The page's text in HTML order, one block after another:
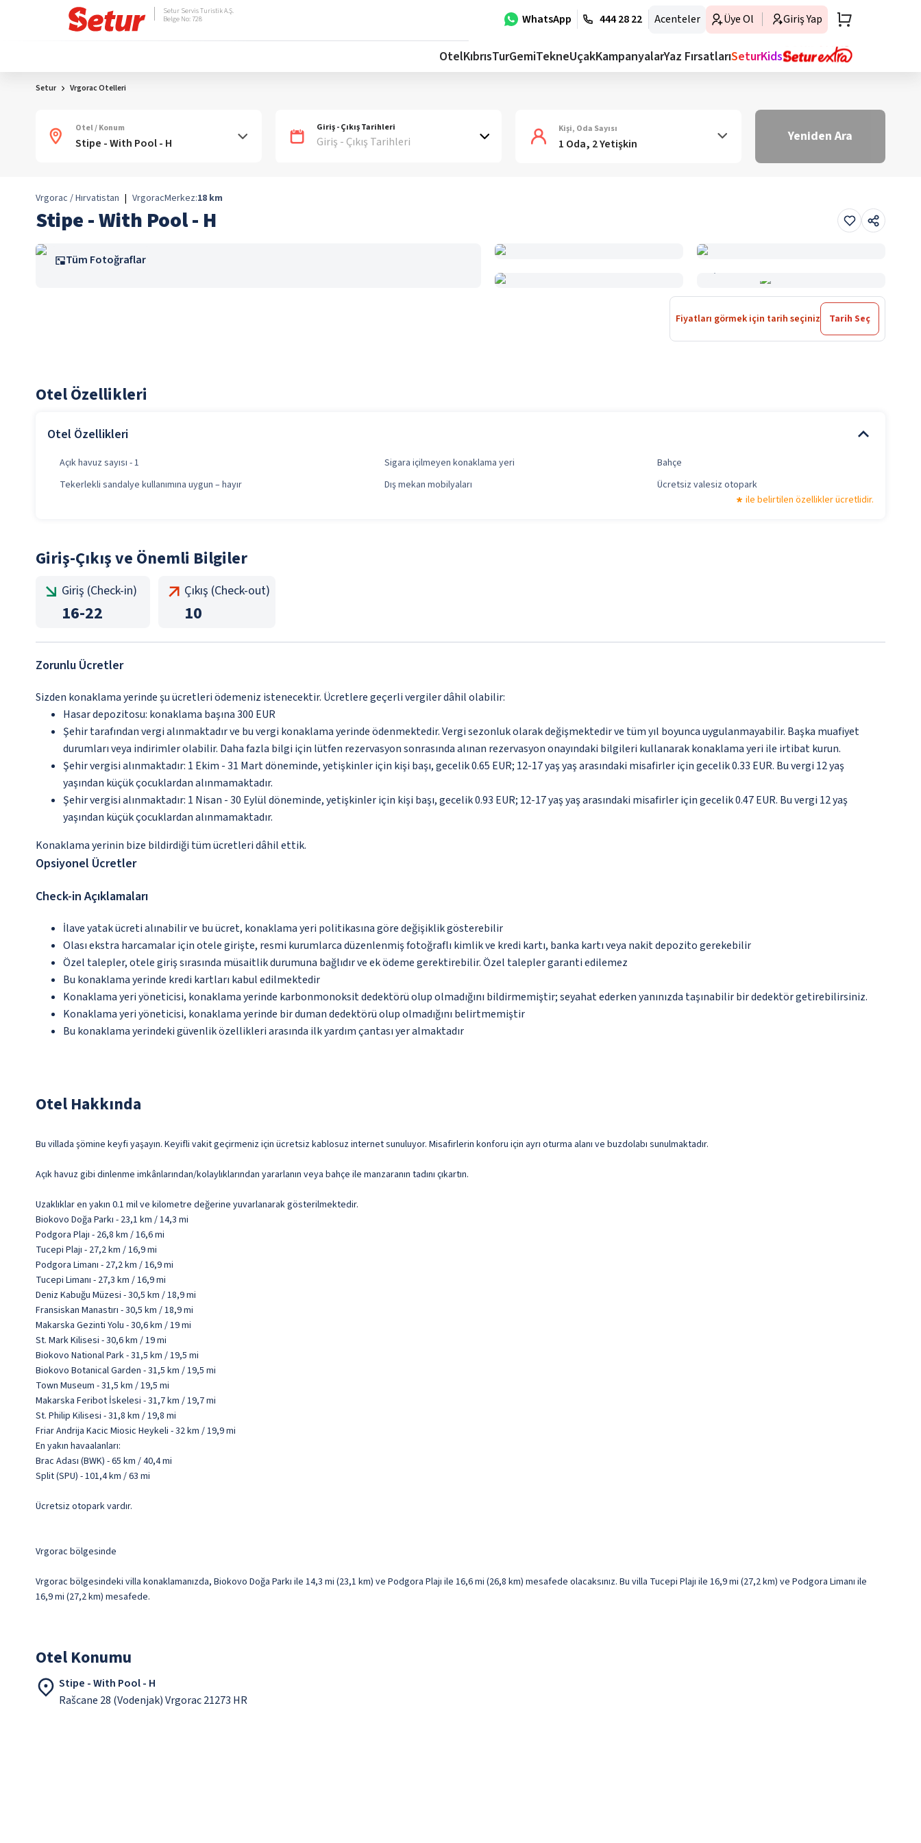
WhatsApp 444 28 22 Acenteler Üye Ol Giriş Yap
Setur Servis Turistik A.Ş.
Belge No: 728
OtelKıbrısTurGemiTekneUçakKampanyalarYaz FırsatlarıSeturKids
Setur Vrgorac Otelleri
Otel / Konum Giriş - Çıkış Tarihleri
Giriş - Çıkış Tarihleri
Kişi, Oda Sayısı
1 Oda, 2 Yetişkin Yeniden Ara
Vrgorac / Hırvatistan | VrgoracMerkez:18 km
Stipe - With Pool - H
Tüm Fotoğraflar
Fiyatları görmek için tarih seçiniz Tarih Seç
Otel Özellikleri
Otel Özellikleri
Açık havuz sayısı - 1 Sigara içilmeyen konaklama yeri
Bahçe
Tekerlekli sandalye kullanımına uygun – hayır
Dış mekan mobilyaları
Ücretsiz valesiz otopark
ile belirtilen özellikler ücretlidir.
Giriş-Çıkış ve Önemli Bilgiler
Giriş (Check-in)
16-22
Çıkış (Check-out)
10
Zorunlu Ücretler
Sizden konaklama yerinde şu ücretleri ödemeniz istenecektir. Ücretlere geçerli vergiler dâhil olabilir:
Hasar depozitosu: konaklama başına 300 EUR
Şehir tarafından vergi alınmaktadır ve bu vergi konaklama yerinde ödenmektedir. Vergi sezonluk olarak değişmektedir ve tüm yıl boyunca uygulanmayabilir. Başka muafiyet
durumları veya indirimler olabilir. Daha fazla bilgi için lütfen rezervasyon sonrasında alınan rezervasyon onayındaki bilgileri kullanarak konaklama yeri ile irtibat kurun.
Şehir vergisi alınmaktadır: 1 Ekim - 31 Mart döneminde, yetişkinler için kişi başı, gecelik 0.65 EUR; 12-17 yaş yaş arasındaki misafirler için gecelik 0.33 EUR. Bu vergi 12 yaş
yaşından küçük çocuklardan alınmamaktadır.
Şehir vergisi alınmaktadır: 1 Nisan - 30 Eylül döneminde, yetişkinler için kişi başı, gecelik 0.93 EUR; 12-17 yaş yaş arasındaki misafirler için gecelik 0.47 EUR. Bu vergi 12 yaş
yaşından küçük çocuklardan alınmamaktadır.
Konaklama yerinin bize bildirdiği tüm ücretleri dâhil ettik.
Opsiyonel Ücretler
Check-in Açıklamaları
İlave yatak ücreti alınabilir ve bu ücret, konaklama yeri politikasına göre değişiklik gösterebilir
Olası ekstra harcamalar için otele girişte, resmi kurumlarca düzenlenmiş fotoğraflı kimlik ve kredi kartı, banka kartı veya nakit depozito gerekebilir
Özel talepler, otele giriş sırasında müsaitlik durumuna bağlıdır ve ek ödeme gerektirebilir. Özel talepler garanti edilemez
Bu konaklama yerinde kredi kartları kabul edilmektedir
Konaklama yeri yöneticisi, konaklama yerinde karbonmonoksit dedektörü olup olmadığını bildirmemiştir; seyahat ederken yanınızda taşınabilir bir dedektör getirebilirsiniz.
Konaklama yeri yöneticisi, konaklama yerinde bir duman dedektörü olup olmadığını belirtmemiştir
Bu konaklama yerindeki güvenlik özellikleri arasında ilk yardım çantası yer almaktadır
Otel Hakkında
Bu villada şömine keyfi yaşayın. Keyifli vakit geçirmeniz için ücretsiz kablosuz internet sunuluyor. Misafirlerin konforu için ayrı oturma alanı ve buzdolabı sunulmaktadır.
Açık havuz gibi dinlenme imkânlarından/kolaylıklarından yararlanın veya bahçe ile manzaranın tadını çıkartın.
Uzaklıklar en yakın 0.1 mil ve kilometre değerine yuvarlanarak gösterilmektedir.
Biokovo Doğa Parkı - 23,1 km / 14,3 mi
Podgora Plajı - 26,8 km / 16,6 mi
Tucepi Plajı - 27,2 km / 16,9 mi
Podgora Limanı - 27,2 km / 16,9 mi
Tucepi Limanı - 27,3 km / 16,9 mi
Deniz Kabuğu Müzesi - 30,5 km / 18,9 mi
Fransiskan Manastırı - 30,5 km / 18,9 mi
Makarska Gezinti Yolu - 30,6 km / 19 mi
St. Mark Kilisesi - 30,6 km / 19 mi
Biokovo National Park - 31,5 km / 19,5 mi
Biokovo Botanical Garden - 31,5 km / 19,5 mi
Town Museum - 31,5 km / 19,5 mi
Makarska Feribot İskelesi - 31,7 km / 19,7 mi
St. Philip Kilisesi - 31,8 km / 19,8 mi
Friar Andrija Kacic Miosic Heykeli - 32 km / 19,9 mi
En yakın havaalanları:
Brac Adası (BWK) - 65 km / 40,4 mi
Split (SPU) - 101,4 km / 63 mi
Ücretsiz otopark vardır.
Vrgorac bölgesinde
Vrgorac bölgesindeki villa konaklamanızda, Biokovo Doğa Parkı ile 14,3 mi (23,1 km) ve Podgora Plajı ile 16,6 mi (26,8 km) mesafede olacaksınız. Bu villa Tucepi Plajı ile 16,9 mi (27,2 km) ve Podgora Limanı ile
16,9 mi (27,2 km) mesafede.
Otel Konumu
Stipe - With Pool - H
Rašcane 28 (Vodenjak) Vrgorac 21273 HR